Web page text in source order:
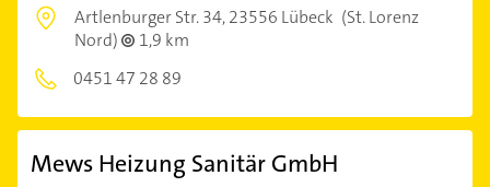
Artlenburger Str. 34,23556 Lübeck (St. Lorenz
Nord)
1,9 km
0451 47 28 89
Mews Heizung Sanitär GmbH